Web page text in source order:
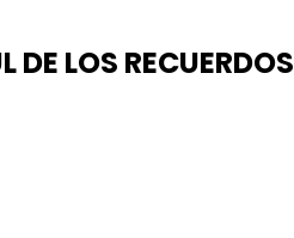
DE LOS RECUERDOS